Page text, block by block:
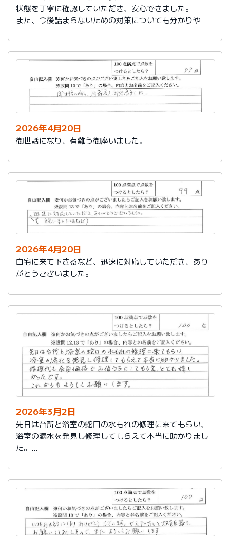
状態を丁寧に確認していただき、安心できました。
また、今後詰まらないための対策についても分かりやす
ありがとうございました。
2026年4月20日
御世話になり、有難う御座いました。
2026年4月20日
自宅に来て下さるなど、迅速に対応していただき、あり
がとうございました。
2026年3月2日
先日は台所と浴室の蛇口の水もれの修理に来てもらい、
浴室の漏水を発見し修理してもらえて本当に助かりまし
た。
かったです。
これからもよろしくお願いします。